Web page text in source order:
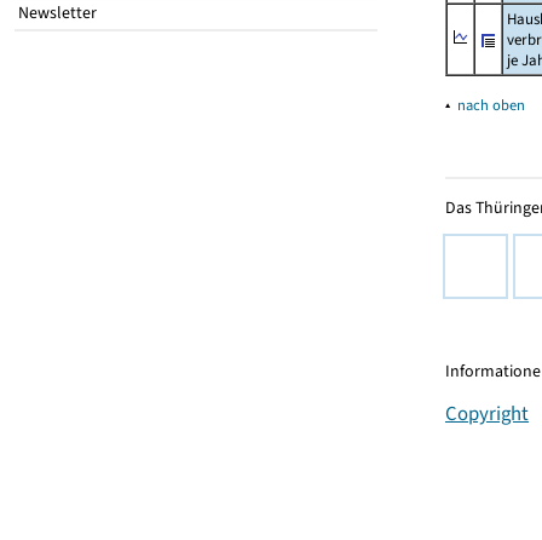
Newsletter
je
▴ nach oben
Das
Copyright